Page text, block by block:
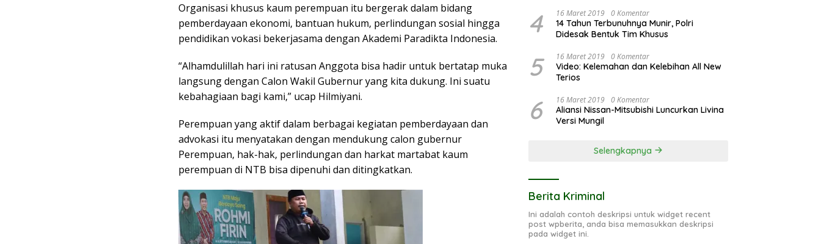
Organisasi khusus kaum perempuan itu bergerak dalam bidang
pemberdayaan ekonomi, bantuan hukum, perlindungan sosial hingga
pendidikan vokasi bekerjasama dengan Akademi Paradikta Indonesia.
“Alhamdulillah hari ini ratusan Anggota bisa hadir untuk bertatap muka
langsung dengan Calon Wakil Gubernur yang kita dukung. Ini suatu
kebahagiaan bagi kami,” ucap Hilmiyani.
Perempuan yang aktif dalam berbagai kegiatan pemberdayaan dan
advokasi itu menyatakan dengan mendukung calon gubernur
Perempuan, hak-hak, perlindungan dan harkat martabat kaum
perempuan di NTB bisa dipenuhi dan ditingkatkan.
4 16 Maret 2019 0 Komentar
14 Tahun Terbunuhnya Munir, Polri
Didesak Bentuk Tim Khusus
5 16 Maret 2019 0 Komentar
Video: Kelemahan dan Kelebihan All New
Terios
6 16 Maret 2019 0 Komentar
Aliansi Nissan-Mitsubishi Luncurkan Livina
Versi Mungil
Selengkapnya
Berita Kriminal
Ini adalah contoh deskripsi untuk widget recent
post wpberita, anda bisa memasukkan deskripsi
pada widget ini.